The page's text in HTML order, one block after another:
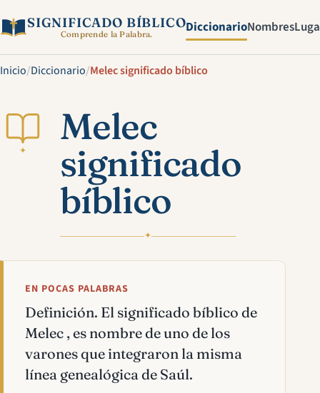
SIGNIFICADO BÍBLICO
Comprende la Palabra. DiccionarioNombres
Inicio/Diccionario/Melec significado bíblico
✦
Melec
significado
bíblico
✦
EN POCAS PALABRAS
Definición. El significado bíblico de
Melec , es nombre de uno de los
varones que integraron la misma
línea genealógica de Saúl.